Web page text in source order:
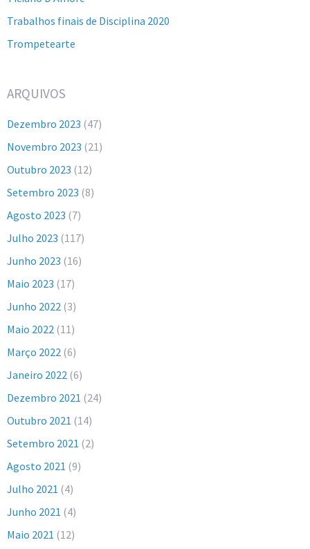
Trabalhos finais de Disciplina 2020
Trompetearte
ARQUIVOS
Dezembro 2023 (47)
Novembro 2023 (21)
Outubro 2023 (12)
Setembro 2023 (8)
Agosto 2023 (7)
Julho 2023 (117)
Junho 2023 (16)
Maio 2023 (17)
Junho 2022 (3)
Maio 2022 (11)
Março 2022 (6)
Janeiro 2022 (6)
Dezembro 2021 (24)
Outubro 2021 (14)
Setembro 2021 (2)
Agosto 2021 (9)
Julho 2021 (4)
Junho 2021 (4)
Maio 2021 (12)